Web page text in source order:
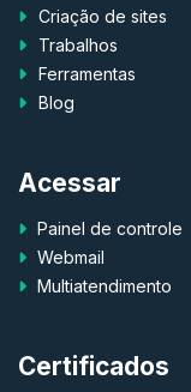
Criação de sites
Trabalhos
Ferramentas
Blog
Acessar
Painel de controle
Webmail
Multiatendimento
Certificados